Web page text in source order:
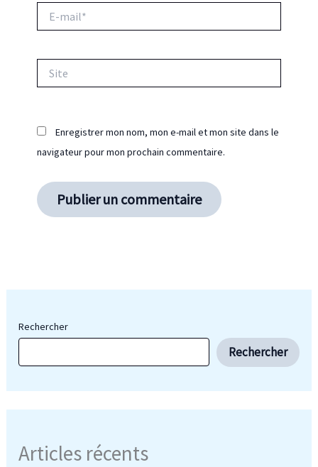
mail*
Enregistrer mon nom, mon e-mail et mon site dans le
navigateur pour mon prochain commentaire.
Rechercher
Rechercher
Articles récents